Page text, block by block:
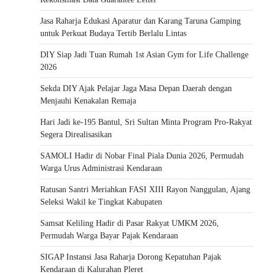
Jasa Raharja Edukasi Aparatur dan Karang Taruna Gamping
untuk Perkuat Budaya Tertib Berlalu Lintas
DIY Siap Jadi Tuan Rumah 1st Asian Gym for Life Challenge
2026
Sekda DIY Ajak Pelajar Jaga Masa Depan Daerah dengan
Menjauhi Kenakalan Remaja
Hari Jadi ke-195 Bantul, Sri Sultan Minta Program Pro-Rakyat
Segera Direalisasikan
SAMOLI Hadir di Nobar Final Piala Dunia 2026, Permudah
Warga Urus Administrasi Kendaraan
Ratusan Santri Meriahkan FASI XIII Rayon Nanggulan, Ajang
Seleksi Wakil ke Tingkat Kabupaten
Samsat Keliling Hadir di Pasar Rakyat UMKM 2026,
Permudah Warga Bayar Pajak Kendaraan
SIGAP Instansi Jasa Raharja Dorong Kepatuhan Pajak
Kendaraan di Kalurahan Pleret